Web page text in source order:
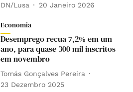
DN/Lusa 20 Janeiro 2026
Economia
Desemprego recua 7,2% em um
ano, para quase 300 mil inscritos
em novembro
Tomás Gonçalves Pereira
23 Dezembro 2025